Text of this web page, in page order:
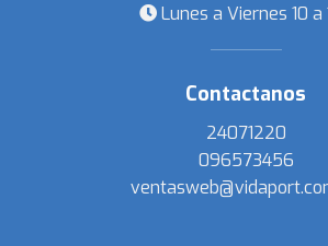
Lunes a Viernes 10 a
Contactanos
24071220
096573456